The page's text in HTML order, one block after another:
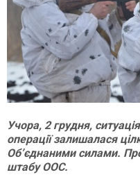
Учора, 2 грудня,
операції залишалася
Об’єднаними силами.
штабу ООС.